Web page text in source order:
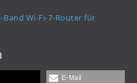
Band Wi-Fi-7-Router für
E-Mail